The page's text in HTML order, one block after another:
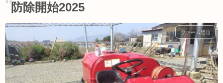
防除開始2025
ファーム通信